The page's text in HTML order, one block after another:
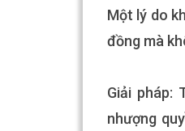
Một lý do
đồng mà
Giải pháp:
nhượng